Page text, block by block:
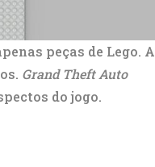
peças de Lego. A
Grand Theft Auto
do jogo.